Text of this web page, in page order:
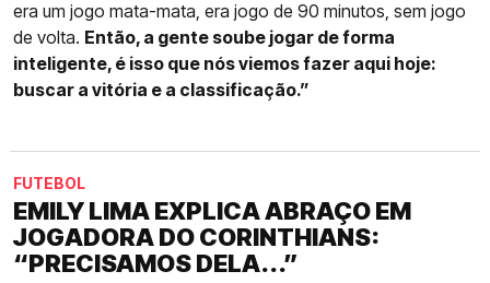
era um jogo mata-mata, era jogo de 90 minutos, sem jogo
de volta. Então, a gente soube jogar de forma
inteligente, é isso que nós viemos fazer aqui hoje:
buscar a vitória e a classificação.”
FUTEBOL
EMILY LIMA EXPLICA ABRAÇO EM
JOGADORA DO CORINTHIANS:
“PRECISAMOS DELA...”